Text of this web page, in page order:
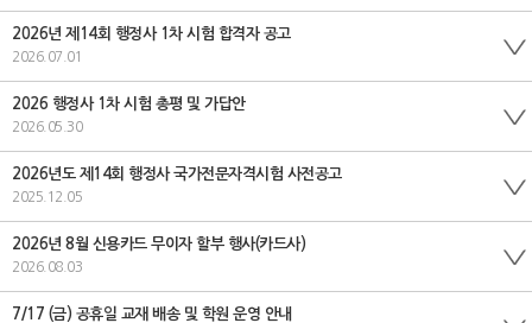
2026년 제14회 행정사 1차 시험 합격자 공고
2026.07.01
2026 행정사 1차 시험 총평 및 가답안
2026.05.30
2026년도 제14회 행정사 국가전문자격시험 사전공고
2025.12.05
2026년 8월 신용카드 무이자 할부 행사(카드사)
2026.08.03
7/17 (금) 공휴일 교재 배송 및 학원 운영 안내